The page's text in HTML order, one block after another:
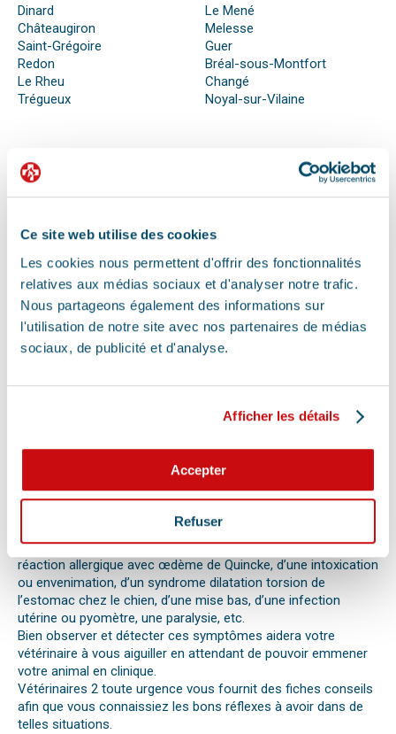
Ce site web utilise des cookies
Les cookies nous permettent d'offrir des fonctionnalités
relatives aux médias sociaux et d'analyser notre trafic.
Nous partageons également des informations sur
l'utilisation de notre site avec nos partenaires de médias
sociaux, de publicité et d'analyse.
Afficher les détails
Accepter
Refuser
Dinard
Châteaugiron
Saint-Grégoire
Redon
Le Rheu
Trégueux
Le Mené
Melesse
Guer
Bréal-sous-Montfort
Changé
Noyal-sur-Vilaine
QUE FAIRE EN CAS D’URGENCE ?
perdre nos moyens. En effet, s’il n’est pas possible de se
peuvent être salvateurs.
Ainsi, le premier réflexe à avoir dans une telle situation est de
contacter le vétérinaire de garde ou la clinique d’urgence
vétérinaire la plus proche de votre domicile. Il est important
également de ne pas paniquer et de vous assurer de la
sécurité de votre animal pour ne pas empirer la situation.
la situation à un professionnel, il faut faire attention aux
perte d’appétit soudaine sont autant de signes visibles que
votre chat, chien ou autre nouvel animal de compagnie ne va
Différentes causes peuvent être à l’origine d’une urgence pour
votre compagnon. Il peut s’agir en effet d’un épillet, d’une
réaction allergique avec œdème de Quincke, d’une intoxication
ou envenimation, d’un syndrome dilatation torsion de
l’estomac chez le chien, d’une mise bas, d’une infection
utérine ou pyomètre, une paralysie, etc.
Bien observer et détecter ces symptômes aidera votre
vétérinaire à vous aiguiller en attendant de pouvoir emmener
votre animal en clinique.
Vétérinaires 2 toute urgence vous fournit des fiches conseils
afin que vous connaissiez les bons réflexes à avoir dans de
telles situations.